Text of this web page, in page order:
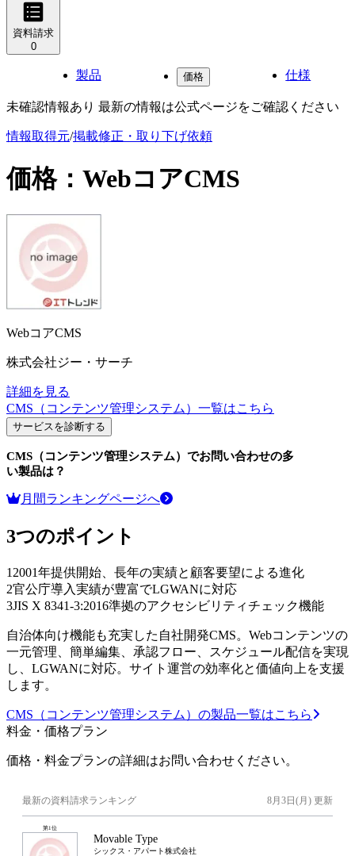
資料請求
0
製品 価格 仕様
未確認情報あり 最新の情報は公式ページをご確認ください
情報取得元/掲載修正・取り下げ依頼
価格： WebコアCMS
WebコアCMS
株式会社ジー・サーチ
詳細を見る
CMS（コンテンツ管理システム） 一覧はこちら
サービスを診断する
CMS（コンテンツ管理システム） でお問い合わせの多
い製品は？
月間ランキングページへ
3つのポイント
1 2001年提供開始、長年の実績と顧客要望による進化
2官公庁導入実績が豊富でLGWANに対応
3JIS X 8341-3:2016準拠のアクセシビリティチェック機能
自治体向け機能も充実した自社開発CMS。Webコンテンツの
一元管理、簡単編集、承認フロー、スケジュール配信を実現
し、LGWANに対応。サイト運営の効率化と価値向上を支援
します。
CMS（コンテンツ管理システム）の製品一覧はこちら
料金・価格プラン
価格・料金プランの詳細はお問い合わせください。
最新の資料請求ランキング 8月3日(月) 更新
第1位
Movable Type
シックス・アパート株式会社